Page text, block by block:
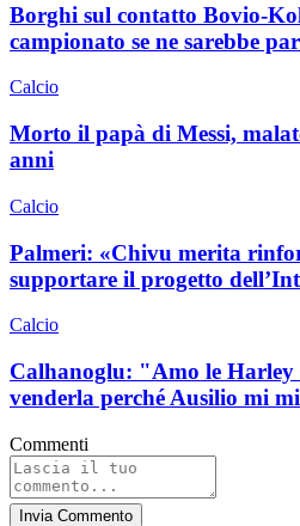
Borghi sul contatto Bovio-
campionato se ne sarebbe
Calcio
Morto il papà di Messi,
anni
Calcio
Palmeri: «Chivu merita
supportare il progetto
Calcio
Calhanoglu: "Amo le Harley
venderla perché Ausilio mi
Commenti
Invia Commento